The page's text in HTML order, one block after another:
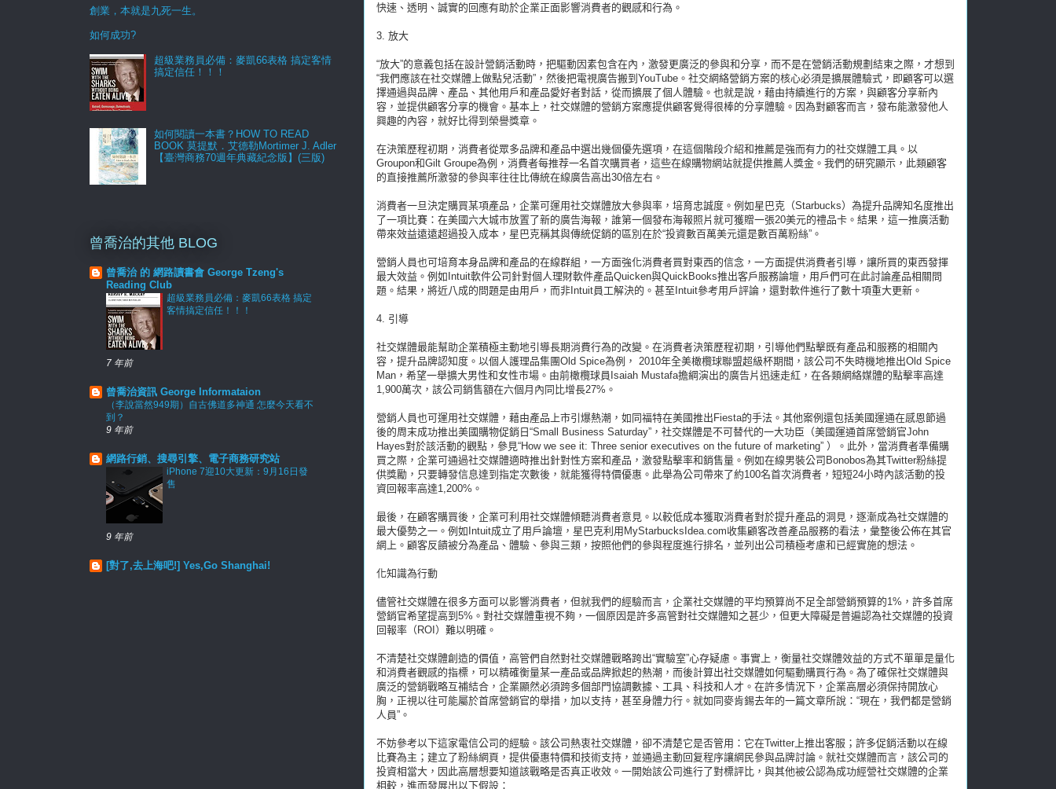
快速、透明、誠實的回應有助於企業正面影響消費者的觀感和行為。
3. 放大
“放大”的意義包括在設計營銷活動時，把驅動因素包含在內，激發更廣泛的參與和分享，而不是在營銷活動規劃結束之際，才想到
“我們應該在社交媒體上做點兒活動”，然後把電視廣告搬到YouTube。社交網絡營銷方案的核心必須是擴展體驗式，即顧客可以選
擇通過與品牌、產品、其他用戶和產品愛好者對話，從而擴展了個人體驗。也就是說，藉由持續進行的方案，與顧客分享新內
容，並提供顧客分享的機會。基本上，社交媒體的營銷方案應提供顧客覺得很棒的分享體驗。因為對顧客而言，發布能激發他人
興趣的內容，就好比得到榮譽獎章。
在決策歷程初期，消費者從眾多品牌和產品中選出幾個優先選項，在這個階段介紹和推薦是強而有力的社交媒體工具。以
Groupon和Gilt Groupe為例，消費者每推荐一名首次購買者，這些在線購物網站就提供推薦人獎金。我們的研究顯示，此類顧客
的直接推薦所激發的參與率往往比傳統在線廣告高出30倍左右。
消費者一旦決定購買某項產品，企業可運用社交媒體放大參與率，培育忠誠度。例如星巴克（Starbucks）為提升品牌知名度推出
了一項比賽：在美國六大城市放置了新的廣告海報，誰第一個發布海報照片就可獲贈一張20美元的禮品卡。結果，這一推廣活動
帶來效益遠遠超過投入成本，星巴克稱其與傳統促銷的區別在於“投資數百萬美元還是數百萬粉絲”。
營銷人員也可培育本身品牌和產品的在線群組，一方面強化消費者買對東西的信念，一方面提供消費者引導，讓所買的東西發揮
最大效益。例如Intuit軟件公司針對個人理財軟件產品Quicken與QuickBooks推出客戶服務論壇，用戶們可在此討論產品相關問
題。結果，將近八成的問題是由用戶，而非Intuit員工解決的。甚至Intuit參考用戶評論，還對軟件進行了數十項重大更新。
4. 引導
社交媒體最能幫助企業積極主動地引導長期消費行為的改變。在消費者決策歷程初期，引導他們點擊既有產品和服務的相關內
容，提升品牌認知度。以個人護理品集團Old Spice為例， 2010年全美橄欖球聯盟超級杯期間，該公司不失時機地推出Old Spice
Man，希望一舉擴大男性和女性市場。由前橄欖球員Isaiah Mustafa擔綱演出的廣告片迅速走紅，在各類網絡媒體的點擊率高達
1,900萬次，該公司銷售額在六個月內同比增長27%。
營銷人員也可運用社交媒體，藉由產品上市引爆熱潮，如同福特在美國推出Fiesta的手法。其他案例還包括美國運通在感恩節過
後的周末成功推出美國購物促銷日“Small Business Saturday”，社交媒體是不可替代的一大功臣（美國運通首席營銷官John
Hayes對於該活動的觀點，參見“How we see it: Three senior executives on the future of marketing” ）。此外，當消費者準備購
買之際，企業可通過社交媒體適時推出針對性方案和產品，激發點擊率和銷售量。例如在線男裝公司Bonobos為其Twitter粉絲提
供獎勵，只要轉發信息達到指定次數後，就能獲得特價優惠。此舉為公司帶來了約100名首次消費者，短短24小時內該活動的投
資回報率高達1,200%。
最後，在顧客購買後，企業可利用社交媒體傾聽消費者意見。以較低成本獲取消費者對於提升產品的洞見，逐漸成為社交媒體的
最大優勢之一。例如Intuit成立了用戶論壇，星巴克利用MyStarbucksIdea.com收集顧客改善產品服務的看法，彙整後公佈在其官
網上。顧客反饋被分為產品、體驗、參與三類，按照他們的參與程度進行排名，並列出公司積極考慮和已經實施的想法。
化知識為行動
儘管社交媒體在很多方面可以影響消費者，但就我們的經驗而言，企業社交媒體的平均預算尚不足全部營銷預算的1%，許多首席
營銷官希望提高到5%。對社交媒體重視不夠，一個原因是許多高管對社交媒體知之甚少，但更大障礙是普遍認為社交媒體的投資
回報率（ROI）難以明確。
不清楚社交媒體創造的價值，高管們自然對社交媒體戰略跨出“實驗室”心存疑慮。事實上，衡量社交媒體效益的方式不單單是量化
和消費者觀感的指標，可以精確衡量某一產品或品牌掀起的熱潮，而後計算出社交媒體如何驅動購買行為。為了確保社交媒體與
廣泛的營銷戰略互補結合，企業顯然必須跨多個部門協調數據、工具、科技和人才。在許多情況下，企業高層必須保持開放心
胸，正視以往可能屬於首席營銷官的舉措，加以支持，甚至身體力行。就如同麥肯錫去年的一篇文章所說：“現在，我們都是營銷
人員”。
不妨參考以下這家電信公司的經驗。該公司熱衷社交媒體，卻不清楚它是否管用：它在Twitter上推出客服；許多促銷活動以在線
比賽為主；建立了粉絲網頁，提供優惠特價和技術支持，並通過主動回复程序讓網民參與品牌討論。就社交媒體而言，該公司的
投資相當大，因此高層想要知道該戰略是否真正收效。一開始該公司進行了對標評比，與其他被公認為成功經營社交媒體的企業
相較，進而發展出以下假設：
創業，本就是九死一生。
如何成功?
超級業務員必備：麥凱66表格 搞定客情
搞定信任！！！
如何閱讀一本書？HOW TO READ
BOOK 莫提默．艾德勒Mortimer J. Adler
【臺灣商務70週年典藏紀念版】(三版)
曾喬治的其他 BLOG
曾喬治 的 網路讀書會 George Tzeng's
Reading Club
超級業務員必備：麥凱66表格 搞定
客情搞定信任！！！
7 年前
曾喬治資訊 George Informataion
（李說當然949期）自古佛道多神通 怎麼今天看不
到？
9 年前
網路行銷、搜尋引擎、電子商務研究站
iPhone 7迎10大更新：9月16日發
售
9 年前
[對了,去上海吧!] Yes,Go Shanghai!